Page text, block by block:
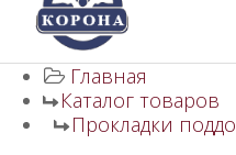
Главная
Каталог товаров
Прокладки